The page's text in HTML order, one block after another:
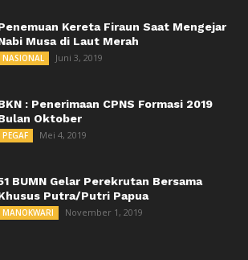
Kereta Firaun Saat Mengejar
Musa di Laut Merah
NASIONAL Juni 3, 2019
: Penerimaan CPNS Formasi 2019
Oktober
PEGAF Mei 4, 2019
BUMN Gelar Perekrutan Bersama
Putra/Putri Papua
MANOKWARI November 1, 2019